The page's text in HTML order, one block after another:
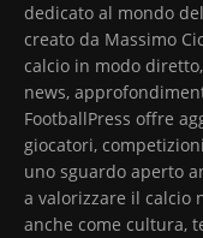
dedicato al mondo
creato da Massimo
calcio in modo
news,
FootballPress offre
giocatori,
uno sguardo aperto
a valorizzare il calcio
anche come cultura,